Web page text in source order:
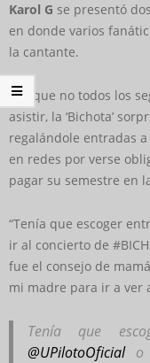
Karol G se presentó
en donde varios
la cantante.
Aunque no todos los
asistir, la ‘Bichota’
regalándole entradas
en redes por verse
pagar su semestre en
“Tenía que escoger
ir al concierto de
fue el consejo de
mi madre para ir a ver
Tenía que
@UPilotoOficialo